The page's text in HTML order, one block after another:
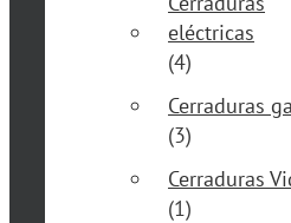
eléctricas
(4)
Cerraduras
(3)
Cerraduras
(1)